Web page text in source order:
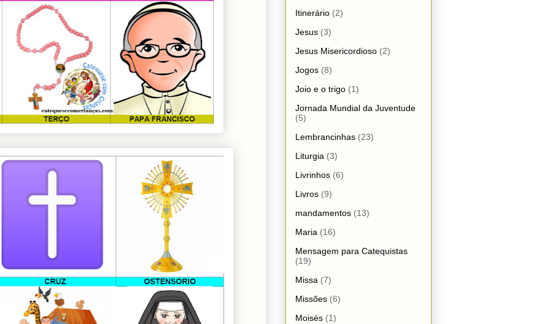
Itinerário (2)
Jesus (3)
Jesus Misericordioso (2)
Jogos (8)
Joio e o trigo (1)
Jornada Mundial da Juventude
(5)
Lembrancinhas (23)
Liturgia (3)
Livrinhos (6)
Livros (9)
mandamentos (13)
Maria (16)
Mensagem para Catequistas
(19)
Missa (7)
Missões (6)
Moisés (1)